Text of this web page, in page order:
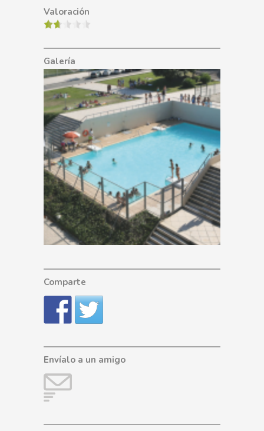
Valoración
Galería
Comparte
Envíalo a un amigo